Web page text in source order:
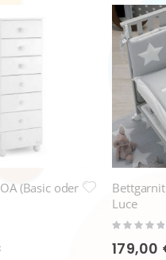
(Basic oder
Luce
Rating:
179,00